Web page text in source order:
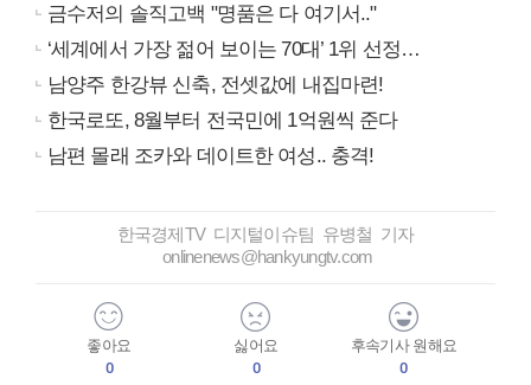
금수저의 솔직고백 "명품은 다 여기서.."
‘세계에서 가장 젊어 보이는 70대’ 1위 선정…
남양주 한강뷰 신축, 전셋값에 내집마련!
한국로또, 8월부터 전국민에 1억원씩 준다
남편 몰래 조카와 데이트한 여성.. 충격!
한국경제TV 디지털이슈팀 유병철 기자
onlinenews@hankyungtv.com
좋아요
0
싫어요
0
후속기사 원해요
0